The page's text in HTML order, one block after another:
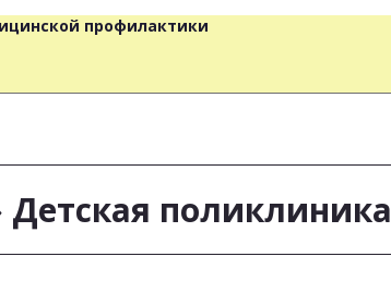
профилактики
Детская поликлиника